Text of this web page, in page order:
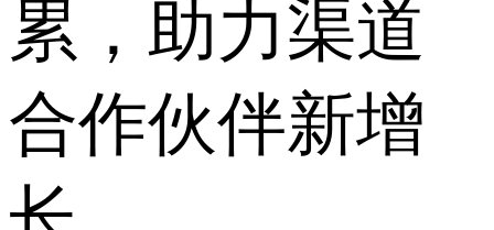
累，助力渠道
合作伙伴新增